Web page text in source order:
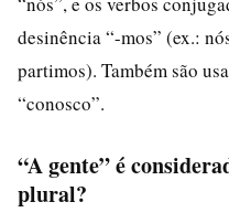
desinência “-mos” (ex.:
partimos). Também são
“conosco”.
“A gente” é
plural?